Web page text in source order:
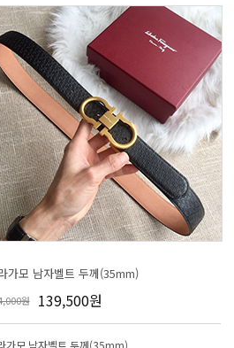
가모 남자벨트 두께(35mm)
원 139,500원
가모 남자벨트 두께(35mm)